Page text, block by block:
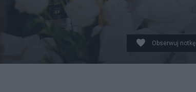
Obserwuj notkę